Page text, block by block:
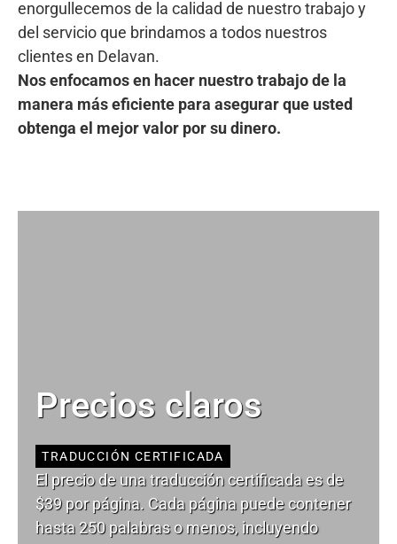
enorgullecemos de la calidad de nuestro trabajo y
del servicio que brindamos a todos nuestros
clientes en Delavan.
Nos enfocamos en hacer nuestro trabajo de la
manera más eficiente para asegurar que usted
obtenga el mejor valor por su dinero.
Precios claros
TRADUCCIÓN CERTIFICADA
El precio de una traducción certificada es de
$39 por página. Cada página puede contener
hasta 250 palabras o menos, incluyendo